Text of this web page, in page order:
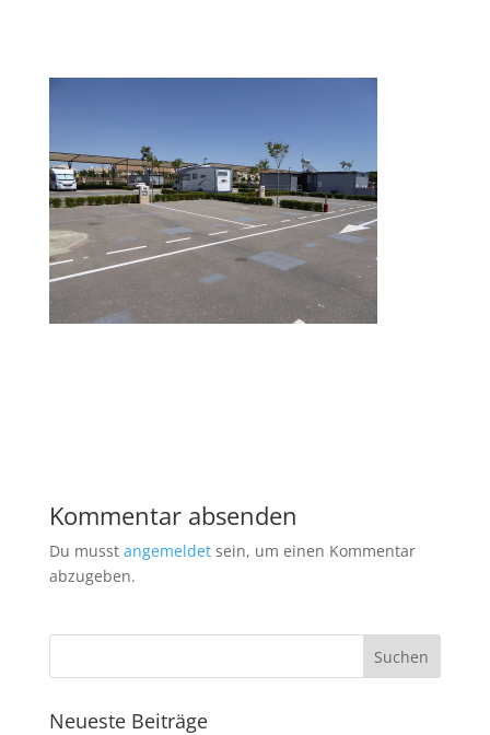
Kommentar absenden
Du musst angemeldetsein, um einen Kommentar
abzugeben.
Neueste Beiträge